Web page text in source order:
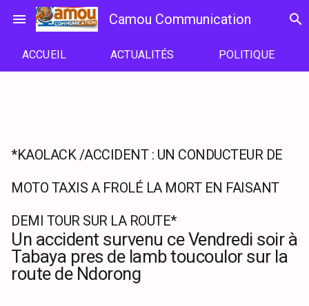
menu Camou Communication search
ACCUEIL ACTUALITÉS POLITIQUE
*KAOLACK /ACCIDENT : UN CONDUCTEUR DE
MOTO TAXIS A FROLÉ LA MORT EN FAISANT
DEMI TOUR SUR LA ROUTE*
Un accident survenu ce Vendredi soir à
Tabaya pres de lamb toucoulor sur la
route de Ndorong